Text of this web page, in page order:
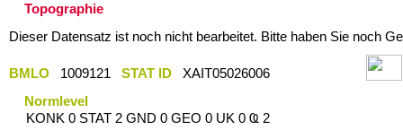
Topographie
Dieser Datensatz ist noch nicht bearbeitet. Bitte haben Sie noch
BMLO 1009121 STAT ID
XAIT05026006
Normlevel
KONK 0 STAT 2 GND 0 GEO 0 UK 0 Ҩ 2